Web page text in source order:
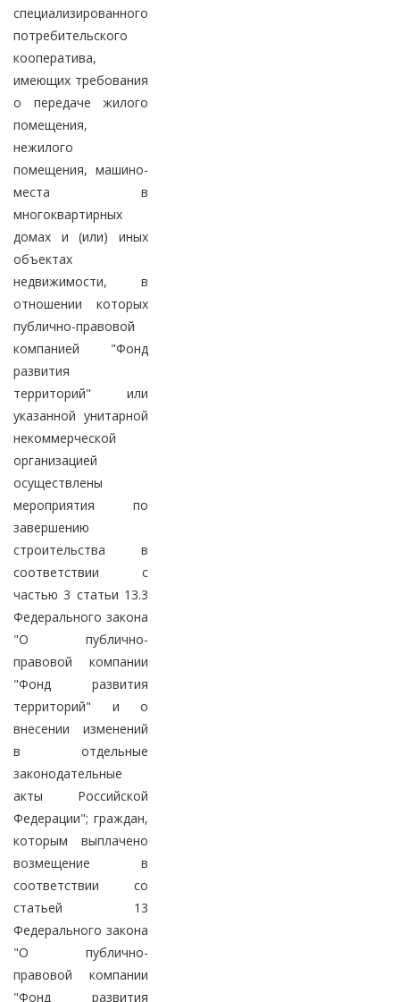
специализированного
потребительского
кооператива,
имеющих требования
о передаче жилого
помещения,
нежилого
помещения, машино-
места в
многоквартирных
домах и (или) иных
объектах
недвижимости, в
отношении которых
публично-правовой
компанией "Фонд
развития
территорий" или
указанной унитарной
некоммерческой
организацией
осуществлены
мероприятия по
завершению
строительства в
соответствии с
частью 3 статьи 13.3
Федерального закона
"О публично-
правовой компании
"Фонд развития
территорий" и о
внесении изменений
в отдельные
законодательные
акты Российской
Федерации"; граждан,
которым выплачено
возмещение в
соответствии со
статьей 13
Федерального закона
"О публично-
правовой компании
"Фонд развития